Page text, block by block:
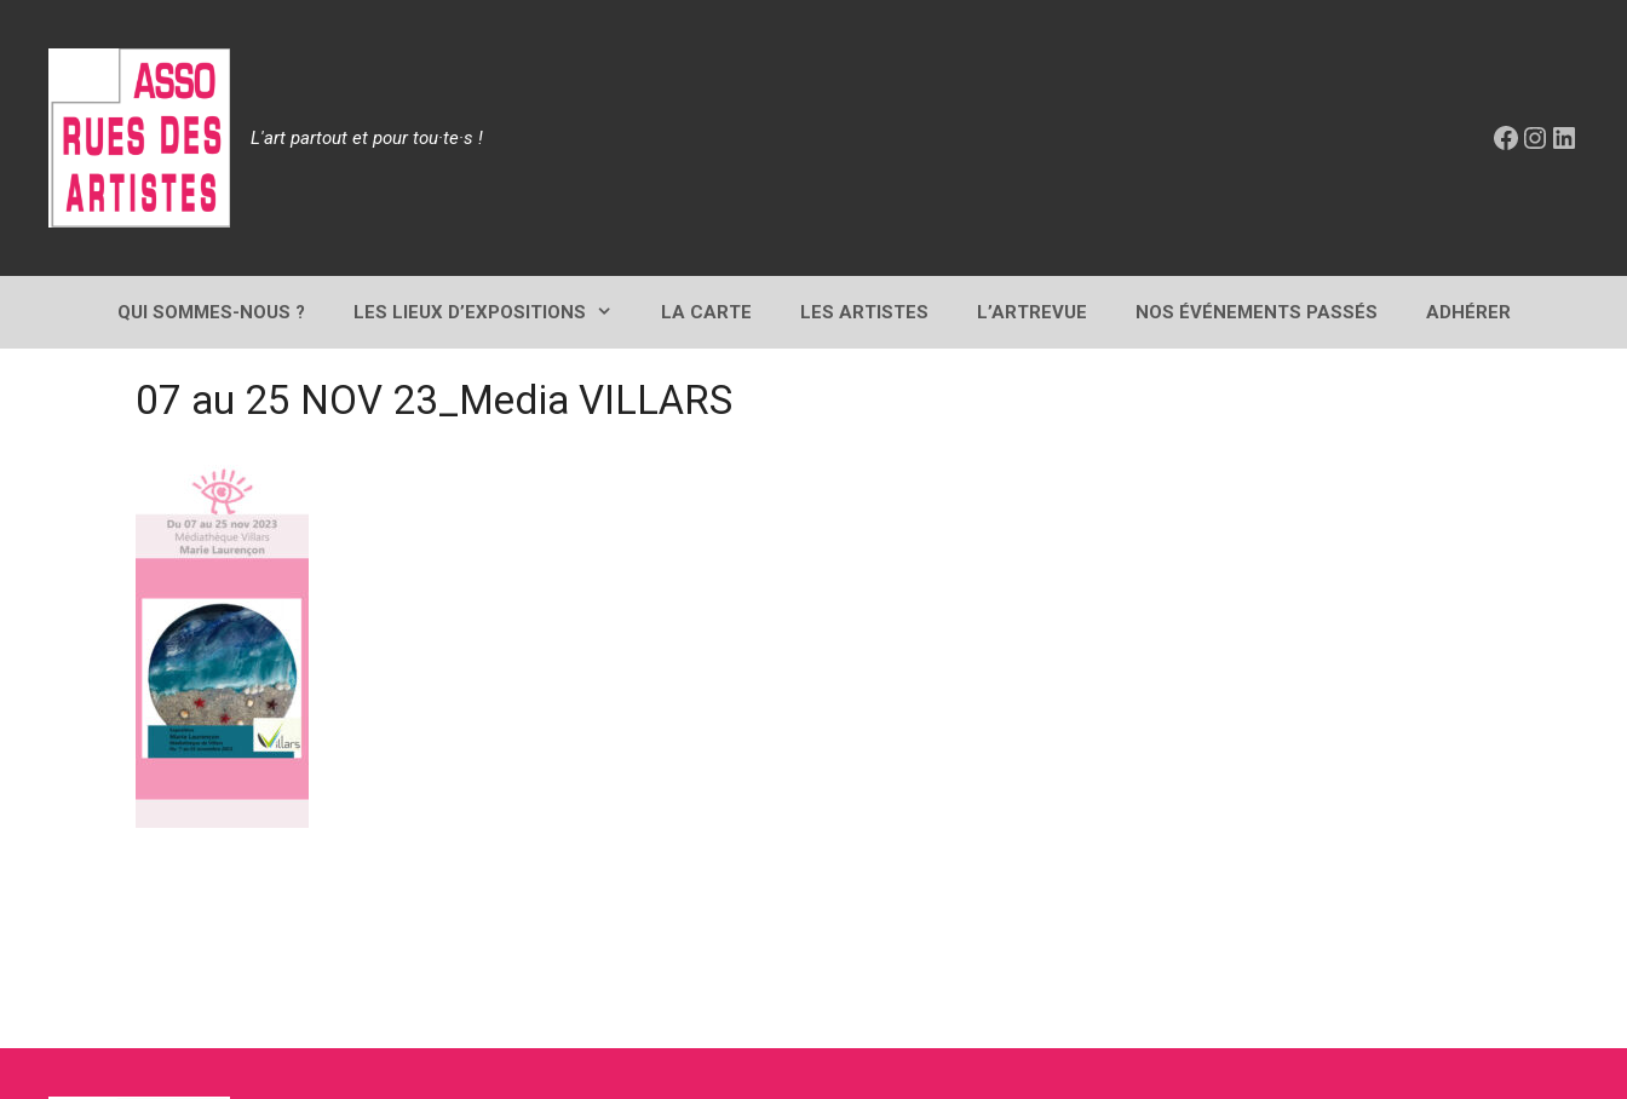
L'art partout et pour tou·te·s ! Facebook
QUI SOMMES-NOUS ? LES LIEUX D’EXPOSITIONS LA CARTE LES ARTISTES L’ARTREVUE NOS ÉVÉNEMENTS PASSÉS ADHÉRER
07 au 25 NOV 23_Media VILLARS